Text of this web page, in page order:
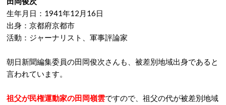
生年月日：1941年12月16日
出身：京都府京都市
活動：ジャーナリスト、軍事評論家
朝日新聞編集委員の田岡俊次さんも、被差別地域出身であると
言われています。
祖父が民権運動家の田岡嶺雲ですので、祖父の代が被差別地域